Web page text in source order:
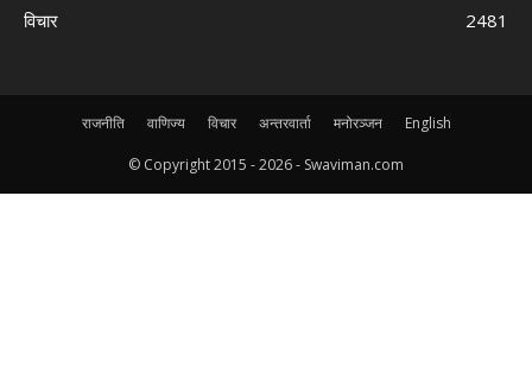
विचार
2481
राजनीति वाणिज्य विचार अन्तरवार्ता मनोरञ्जन English
© Copyright 2015 -2026 - Swaviman.com